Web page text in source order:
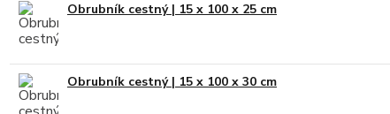
Obrubník cestný | 15 x 100 x 25 cm
Obrubník cestný | 15 x 100 x 30 cm